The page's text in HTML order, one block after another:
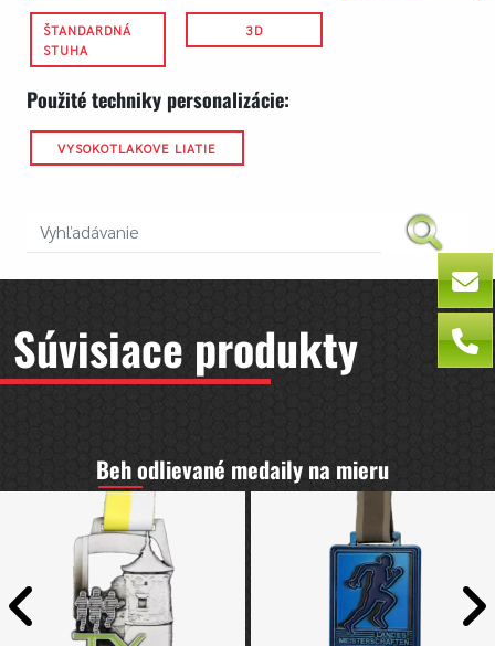
ŠTANDARDNÁ
STUHA
3D
Použité techniky personalizácie:
VYSOKOTLAKOVE LIATIE
Súvisiace produkty
Beh odlievané medaily na mieru